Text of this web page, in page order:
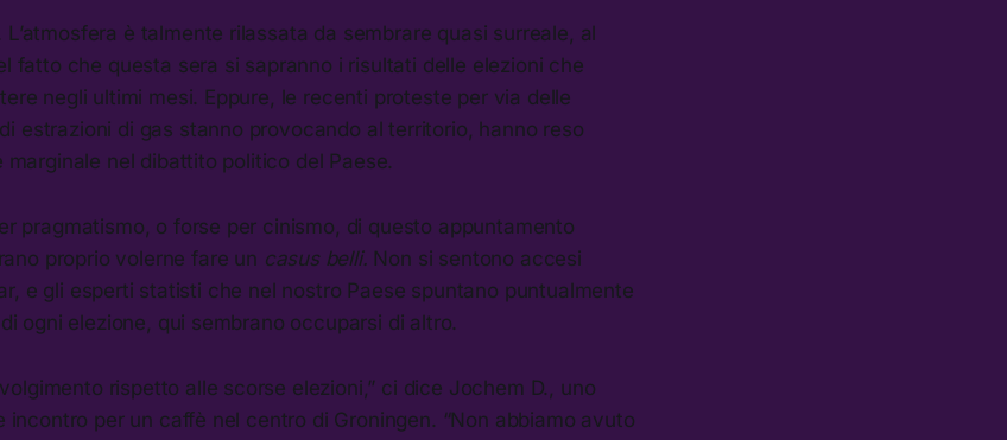
è talmente rilassata da sembrare quasi surreale, al
fatto che questa sera si sapranno i risultati delle elezioni che
negli ultimi mesi. Eppure, le recenti proteste per via delle
estrazioni di gas stanno provocando al territorio, hanno reso
marginale nel dibattito politico del Paese.
pragmatismo, o forse per cinismo, di questo appuntamento
proprio volerne fare un casus belli. Non si sentono accesi
e gli esperti statisti che nel nostro Paese spuntano puntualmente
ogni elezione, qui sembrano occuparsi di altro.
rispetto alle scorse elezioni,” ci dice Jochem D., uno
incontro per un caffè nel centro di Groningen. “Non abbiamo avuto